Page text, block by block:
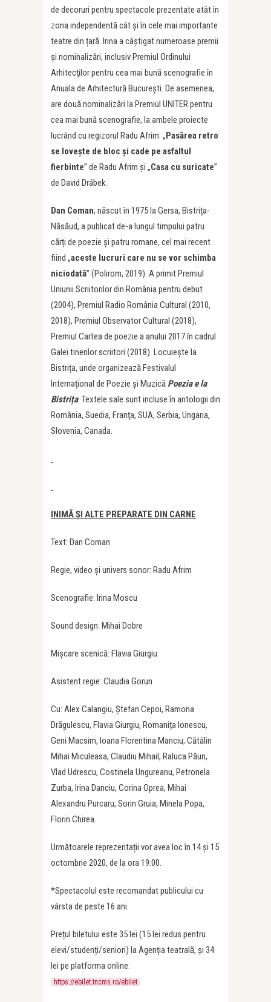
de decoruri pentru spectacole prezentate atât în
zona independentă cât și în cele mai importante
teatre din țară. Irina a câştigat numeroase premii
şi nominalizări, inclusiv Premiul Ordinului
Arhitecţilor pentru cea mai bună scenografie în
Anuala de Arhitectură Bucureşti. De asemenea,
are două nominalizări la Premiul UNITER pentru
cea mai bună scenografie, la ambele proiecte
lucrând cu regizorul Radu Afrim: „Pasărea retro
se loveşte de bloc şi cade pe asfaltul
fierbinte” de Radu Afrim și „Casa cu suricate”
de David Drábek.
Dan Coman, născut în 1975 la Gersa, Bistrița-
Năsăud, a publicat de-a lungul timpului patru
cărți de poezie și patru romane, cel mai recent
fiind „aceste lucruri care nu se vor schimba
niciodată” (Polirom, 2019). A primit Premiul
Uniunii Scriitorilor din România pentru debut
(2004), Premiul Radio România Cultural (2010,
2018), Premiul Observator Cultural (2018),
Premiul Cartea de poezie a anului 2017 în cadrul
Galei tinerilor scriitori (2018). Locuiește la
Bistrița, unde organizează Festivalul
Internațional de Poezie și Muzică Poezia e la
Bistrița. Textele sale sunt incluse în antologii din
România, Suedia, Franţa, SUA, Serbia, Ungaria,
Slovenia, Canada.
INIMĂ ȘI ALTE PREPARATE DIN CARNE
Text: Dan Coman
Regie, video și univers sonor: Radu Afrim
Scenografie: Irina Moscu
Sound design: Mihai Dobre
Mişcare scenică: Flavia Giurgiu
Asistent regie: Claudia Gorun
Cu: Alex Calangiu, Ștefan Cepoi, Ramona
Drăgulescu, Flavia Giurgiu, Romanița Ionescu,
Geni Macsim, Ioana Florentina Manciu, Cătălin
Mihai Miculeasa, Claudiu Mihail, Raluca Păun,
Vlad Udrescu, Costinela Ungureanu, Petronela
Zurba, Irina Danciu, Corina Oprea, Mihai
Alexandru Purcaru, Sorin Gruia, Minela Popa,
Florin Chirea.
Următoarele reprezentații vor avea loc în 14 și 15
octombrie 2020, de la ora 19:00.
*Spectacolul este recomandat publicului cu
vârsta de peste 16 ani.
Prețul biletului este 35 lei (15 lei redus pentru
elevi/studenți/seniori) la Agenția teatrală, și 34
lei pe platforma online:
https://ebilet.tncms.ro/ebilet